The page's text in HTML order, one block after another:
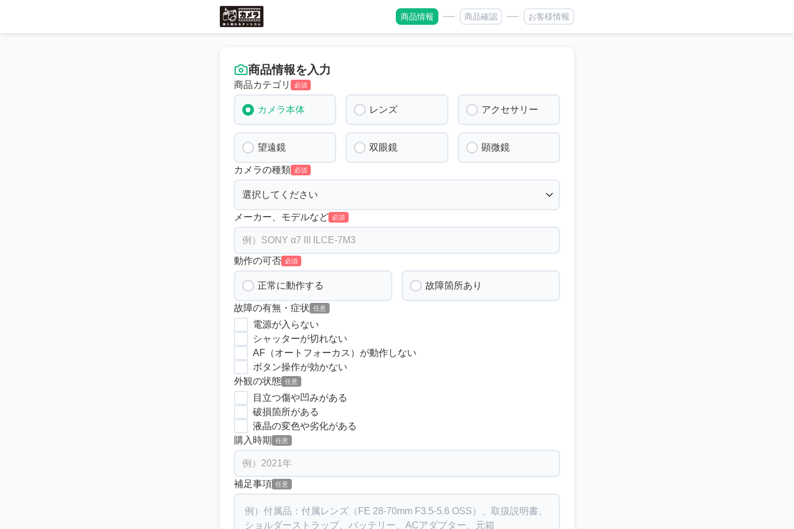
商品情報 商品確認 お客様情報
商品情報を入力
商品カテゴリ 必須
カメラ本体 レンズ アクセサリー
望遠鏡 双眼鏡 顕微鏡
カメラの種類 必須
メーカー、モデルなど 必須
動作の可否 必須
正常に動作する 故障箇所あり
故障の有無・症状 任意
電源が入らない
シャッターが切れない
AF（オートフォーカス）が動作しない
ボタン操作が効かない
外観の状態 任意
目立つ傷や凹みがある
破損箇所がある
液晶の変色や劣化がある
購入時期
任意
補足事項 任意